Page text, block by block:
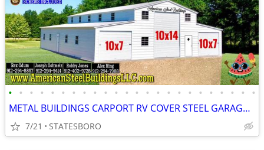
• • • • • • • • • • • • • • • • • • • • • • • •
METAL BUILDINGS CARPORT RV COVER STEEL GARAGE POLE BARN METAL BUILDING
7/21 STATESBORO